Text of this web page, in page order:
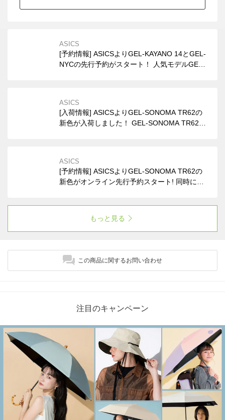
ASICS
[予約情報] ASICSよりGEL-KAYANO 14とGEL-
NYCの先行予約がスタート！ 人気モデルGEL-
ASICS
[入荷情報] ASICSよりGEL-SONOMA TR62の
新色が入荷しました！ GEL-SONOMA TR62の
ASICS
[予約情報] ASICSよりGEL-SONOMA TR62の
新色がオンライン先行予約スタート! 同時にGE
もっと見る
この商品に関するお問い合わせ
注目のキャンペーン